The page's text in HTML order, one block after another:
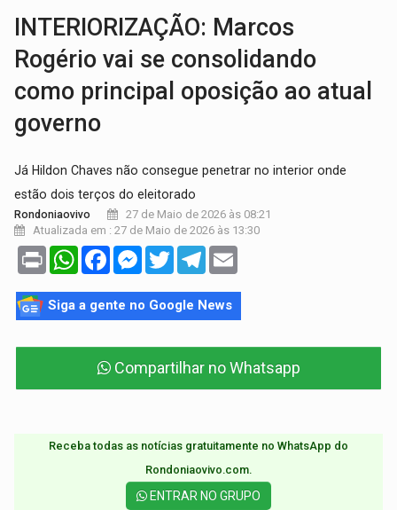
DECISÃO REVISADA:
INTERIORIZAÇÃO: Marcos
Rogério vai se consolidando
como principal oposição ao atual
governo
Já Hildon Chaves não consegue penetrar no interior onde
estão dois terços do eleitorado
Rondoniaovivo
27 de Maio de 2026 às 08:21
Atualizada em : 27 de Maio de 2026 às 13:30
Print WhatsAppFacebookMessenger
TwitterTelegram
Siga a gente no Google News
Compartilhar no Whatsapp
Receba todas as notícias gratuitamente no WhatsApp do
Rondoniaovivo.com.​
ENTRAR NO GRUPO